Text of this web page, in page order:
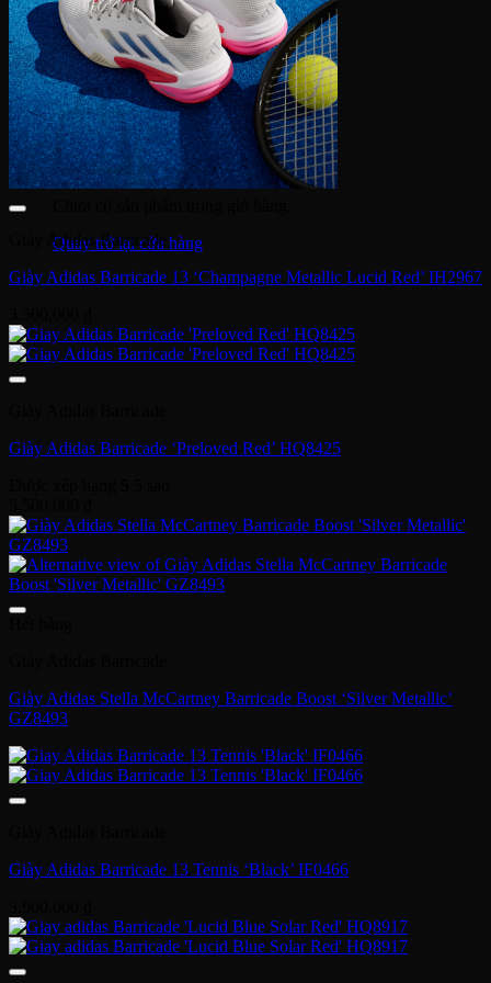
Tìm
kiếm:
Giỏ hàng
Quay trở lại cửa hàng
Giày Adidas Barricade
Giày Adidas Barricade 13 ‘Champagne Metallic Lucid Red’ IH2967
Giày Adidas Barricade ‘Preloved Red’ HQ8425
Giày Adidas Stella McCartney Barricade Boost ‘Silver Metallic’
GZ8493
Giày Adidas Barricade 13 Tennis ‘Black’ IF0466